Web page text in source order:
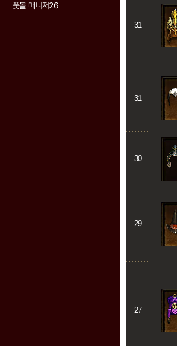
풋볼 매니저26
31
31
30
29
27